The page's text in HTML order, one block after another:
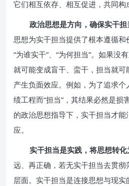
它们相互依存、相互促进，共同构
政治思想是方向，确保实干担
思想为实干担当提供了根本遵循
“为谁实干”、“为何担当”。如果没
就可能变成盲干、蛮干，担当就
产生负面效应。例如，为了追求个
绩工程而“担当”，其结果必然是损
的政治思想指导下，实干担当才
应。
实干担当是实践，将思想转化
远、再正确，若无实干担当去贯
层面。实干担当是连接思想与现